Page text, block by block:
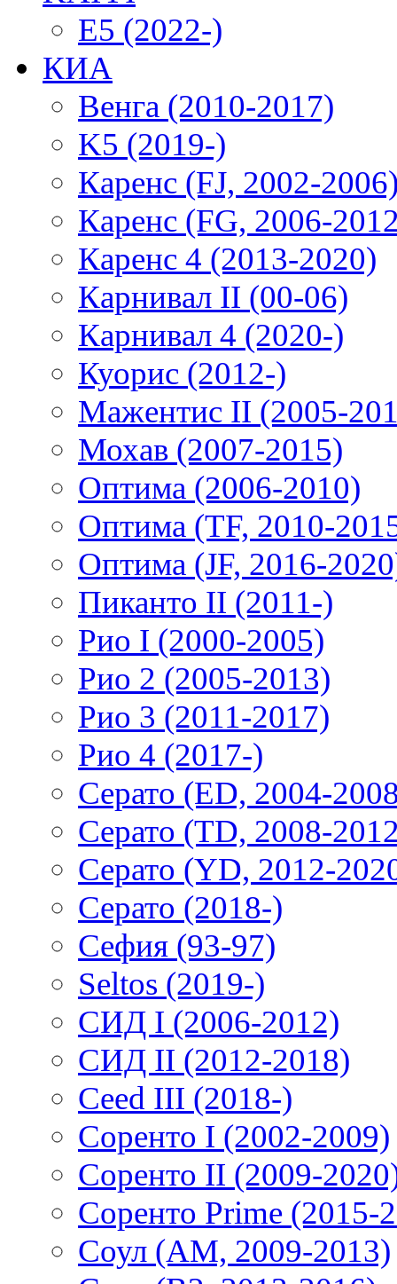
E5 (2022-)
КИА
Венга (2010-2017)
K5 (2019-)
Каренс (FJ, 2002-
Каренс (FG, 2006-
Каренс 4 (2013-2020)
Карнивал II (00-06)
Карнивал 4 (2020-)
Куорис (2012-)
Мажентис II (2005-
Мохав (2007-2015)
Оптима (2006-2010)
Оптима (TF, 2010-
Оптима (JF, 2016-
Пиканто II (2011-)
Рио I (2000-2005)
Рио 2 (2005-2013)
Рио 3 (2011-2017)
Рио 4 (2017-)
Серато (ED, 2004-
Серато (TD, 2008-
Серато (YD, 2012-
Серато (2018-)
Сефия (93-97)
Seltos (2019-)
СИД I (2006-2012)
СИД II (2012-2018)
Ceed III (2018-)
Соренто I (2002-2009)
Соренто II (2009-
Соренто Prime (2015-
Соул (AM, 2009-2013)